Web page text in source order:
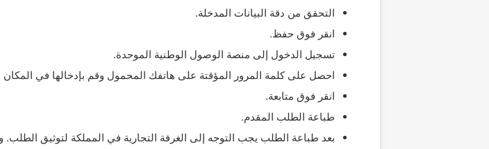
التحقق من دقة البيانات المدخلة.
انقر فوق حفظ.
تسجيل الدخول إلى منصة الوصول الوطنية الموحدة.
احصل على كلمة المرور المؤقتة على هاتفك المحمول وقم بإدخالها في
انقر فوق متابعة.
طباعة الطلب المقدم.
بعد طباعة الطلب يجب التوجه إلى الغرفة التجارية في المملكة لتوثيق